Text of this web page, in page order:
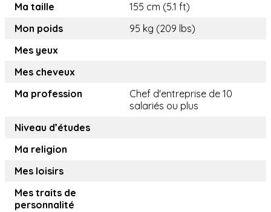
Ma taille
155 cm (5.1 ft)
Mon poids
95 kg (209 lbs)
Mes yeux
Mes cheveux
Ma profession
Chef d'entreprise de 10
salariés ou plus
Niveau d’études
Ma religion
Mes loisirs
Mes traits de
personnalité